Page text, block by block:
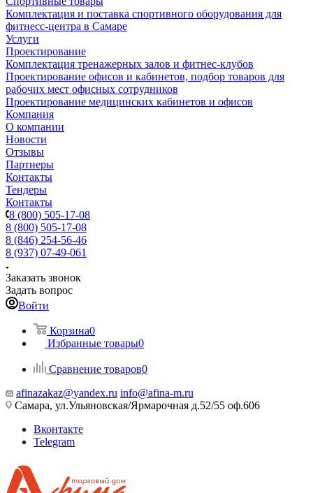
Комплектация и поставка спортивного оборудования для
фитнесс-центра в Самаре
Услуги
Проектирование
Комплектация тренажерных залов и фитнес-клубов
Проектирование офисов и кабинетов, подбор товаров для
рабочих мест офисных сотрудников
Проектирование медицинских кабинетов и офисов
Компания
О компании
Новости
Отзывы
Партнеры
Контакты
Тендеры
Контакты
8 (800) 505-17-08
8 (800) 505-17-08
8 (846) 254-56-46
8 (937) 07-49-061
Заказать звонок
Задать вопрос
Войти
Корзина0
Избранные товары0
Сравнение товаров0
afinazakaz@yandex.ru info@afina-m.ru
Самара, ул.Ульяновская/Ярмарочная д.52/55 оф.606
Вконтакте
Telegram